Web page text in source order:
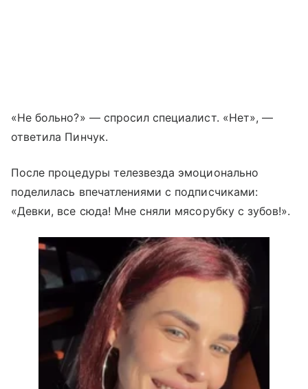
«Не больно?» — спросил специалист. «Нет», —
ответила Пинчук.
После процедуры телезвезда эмоционально
поделилась впечатлениями с подписчиками:
«Девки, все сюда! Мне сняли мясорубку с зубов!».